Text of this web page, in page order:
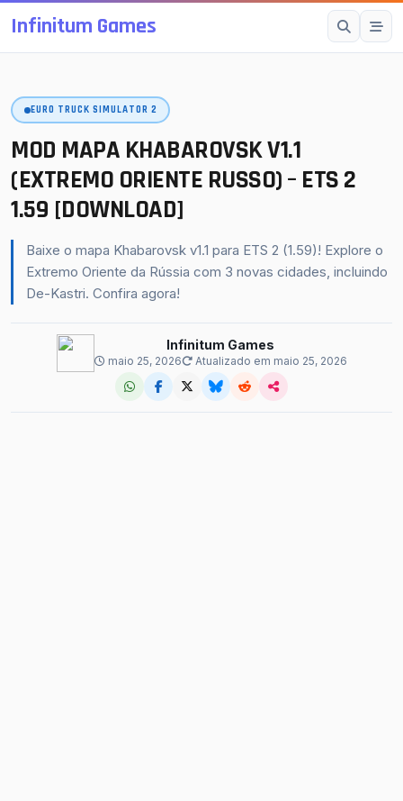
Infinitum Games
SUGESTÕES
Mods OMSI 2
Proton Bus Simulator
Mods ETS 2
BeamNG.drive
American Truck Simulator
buscar Esc
EURO TRUCK SIMULATOR 2
MOD MAPA KHABAROVSK V1.1
(EXTREMO ORIENTE RUSSO) – ETS 2
1.59 [DOWNLOAD]
Baixe o mapa Khabarovsk v1.1 para ETS 2 (1.59)! Explore o
Extremo Oriente da Rússia com 3 novas cidades, incluindo
De-Kastri. Confira agora!
Infinitum Games
maio 25, 2026 Atualizado em maio 25, 2026